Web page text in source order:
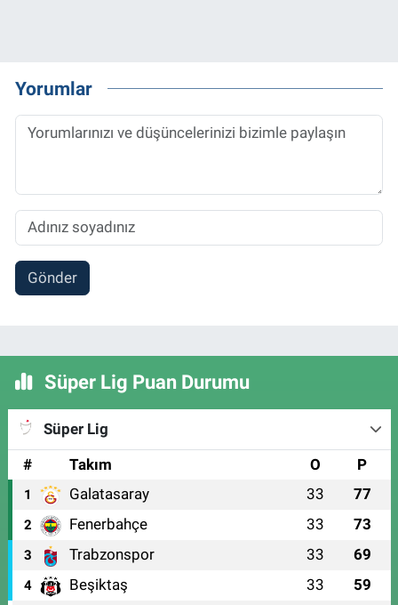
Yorumlar
Gönder
Süper Lig Puan Durumu
Süper Lig
#
Takım O P
1 Galatasaray 33 77
2 Fenerbahçe 33 73
3 Trabzonspor 33 69
4 Beşiktaş 33 59